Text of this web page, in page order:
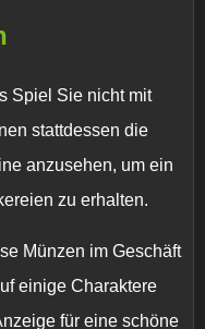
Spiel Sie nicht mit
stattdessen die
anzusehen, um ein
zu erhalten.
Münzen im Geschäft
einige Charaktere
für eine schöne